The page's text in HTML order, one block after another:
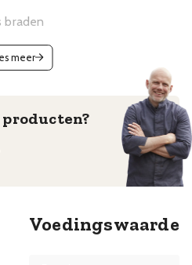
braden
meer
Voedingswaarde